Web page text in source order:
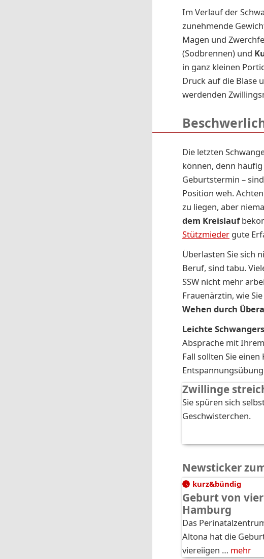
Im Verlauf der
zunehmende
Magen und
(Sodbrennen) und
in ganz kleinen
Druck auf die Blase
werdenden
Die letzten
können, denn
Geburtstermin –
Position weh.
zu liegen, aber
dem Kreislauf
Stützmieder gute
Überlasten Sie sich
Beruf, sind tabu.
SSW nicht mehr
Frauenärztin, wie
Wehen durch
Leichte
Absprache mit
Fall sollten Sie
Zwillinge
Sie spüren sich
Geschwisterchen.
Newsticker
kurz&bündig
Geburt von
Hamburg
Das
Altona hat die
viereiigen … mehr